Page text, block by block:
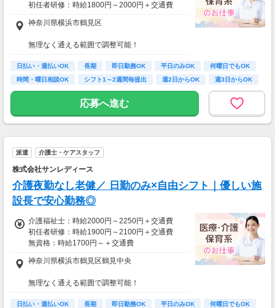
初任者研修：時給1800円～2000円＋交通費
無資格：時給1600円～＋交通費
22:00～翌5:00の勤務が発生する際は、別途夜
※日払い制度利用可
【月給例】
月収例：時給2100円、1日8h、22日勤務=36万
9,600円
神奈川県横浜市鶴見区
無理なく通える範囲で調整可能！
※受動喫煙対策有（屋内禁煙）
【アクセス】
ライフスタイルに合わせて通勤方法を選べる＊
マイカー・バイク・自転車での通勤も可能◎
※規定有、ご希望の際はご相談ください！
日払い・週払いOK 長期 即日勤務OK 平日のみOK
何曜日でもOK
時間・曜日相談OK
シフト1～2週間毎提出 週2日からOK 週3日からOK
応募へ進む
派遣 介護士・ケアスタッフ
株式会社サンレディース
介護夜勤なし老健／ 日勤のみ×自由シフト｜優しい施
設長で安心勤務◎
介護福祉士：時給2000円～2250円＋交通費
初任者研修：時給1900円～2100円＋交通費
無資格：時給1700円～＋交通費
資格・経験・募集状況により異なります。
勤手当あり
神奈川県横浜市鶴見区鶴見中央
無理なく通える範囲で調整可能！
※受動喫煙対策有（屋内禁煙）
日払い・週払いOK 長期 即日勤務OK 平日のみOK
何曜日でもOK